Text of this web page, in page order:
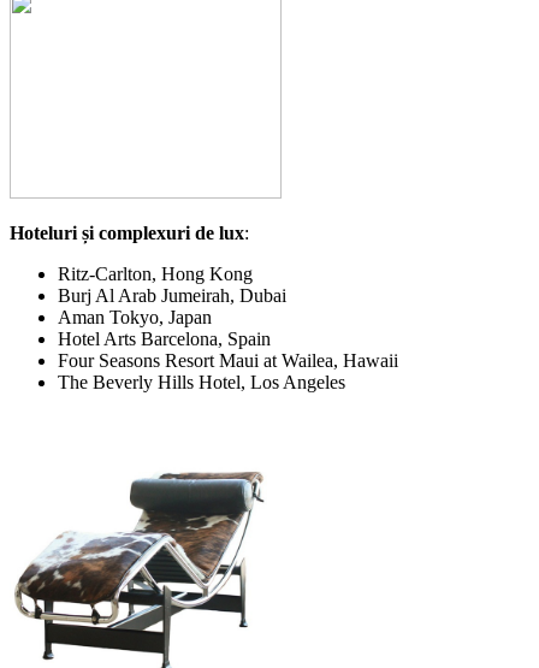
Hoteluri și complexuri de lux:
Ritz-Carlton, Hong Kong
Burj Al Arab Jumeirah, Dubai
Aman Tokyo, Japan
Hotel Arts Barcelona, Spain
Four Seasons Resort Maui at Wailea, Hawaii
The Beverly Hills Hotel, Los Angeles